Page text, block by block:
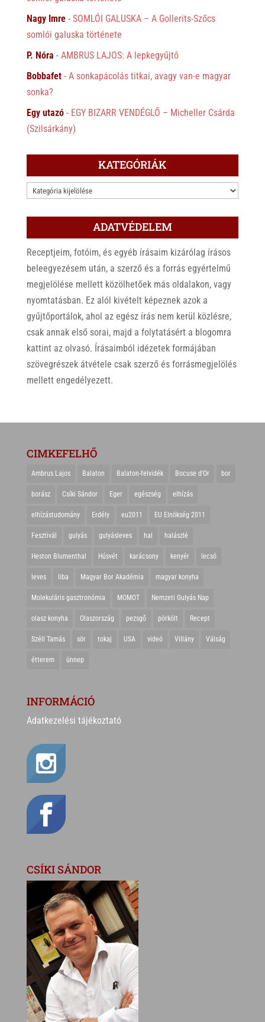
Nagy Imre- SOMLÓI GALUSKA – A Gollerits-Szőcs
somlói galuska története
P. Nóra - AMBRUS LAJOS: A lepkegyűjtő
Bobbafet- A sonkapácolás titkai, avagy van-e magyar
sonka?
Egy utazó- EGY BIZARR VENDÉGLŐ – Micheller Csárda
(Szilsárkány)
KATEGÓRIÁK
KATEGÓRIÁK
ADATVÉDELEM
Receptjeim, fotóim, és egyéb írásaim kizárólag írásos
beleegyezésem után, a szerző és a forrás egyértelmű
megjelölése mellett közölhetőek más oldalakon, vagy
nyomtatásban. Ez alól kivételt képeznek azok a
gyűjtőportálok, ahol az egész írás nem kerül közlésre,
csak annak első sorai, majd a folytatásért a blogomra
kattint az olvasó. Írásaimból idézetek formájában
szövegrészek átvétele csak szerző és forrásmegjelölés
mellett engedélyezett.
CIMKEFELHŐ
Ambrus Lajos Balaton Balaton-felvidék Bocuse d'Or bor
borász Csíki Sándor Eger egészség elhízás
elhízástudomány Erdély eu2011 EU Elnökség 2011
Fesztivál gulyás gulyásleves hal halászlé
Heston Blumenthal Húsvét karácsony kenyér lecsó
leves liba Magyar Bor Akadémia magyar konyha
Molekuláris gasztronómia MOMOT Nemzeti Gulyás Nap
olasz konyha Olaszország pezsgő pörkölt Recept
Széll Tamás sör tokaj USA videó Villány Válság
étterem ünnep
INFORMÁCIÓ
Adatkezelési tájékoztató
CSÍKI SÁNDOR